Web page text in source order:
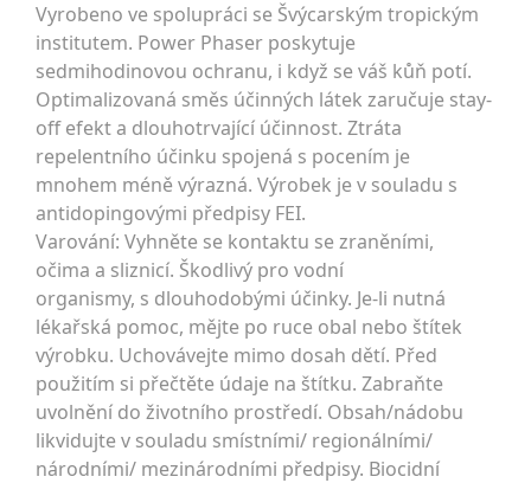
Vyrobeno ve spolupráci se Švýcarským tropickým
institutem. Power Phaser poskytuje
sedmihodinovou ochranu, i když se váš kůň potí.
Optimalizovaná směs účinných látek zaručuje stay-
off efekt a dlouhotrvající účinnost. Ztráta
repelentního účinku spojená s pocením je
mnohem méně výrazná. Výrobek je v souladu s
antidopingovými předpisy FEI.
Varování: Vyhněte se kontaktu se zraněními,
očima a sliznicí. Škodlivý pro vodní
organismy, s dlouhodobými účinky. Je-li nutná
lékařská pomoc, mějte po ruce obal nebo štítek
výrobku. Uchovávejte mimo dosah dětí. Před
použitím si přečtěte údaje na štítku. Zabraňte
uvolnění do životního prostředí. Obsah/nádobu
likvidujte v souladu smístními/ regionálními/
národními/ mezinárodními předpisy. Biocidní